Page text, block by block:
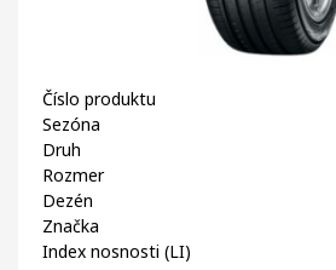
Číslo produktu
Sezóna
Druh
Rozmer
Dezén
Značka
Index nosnosti (LI)